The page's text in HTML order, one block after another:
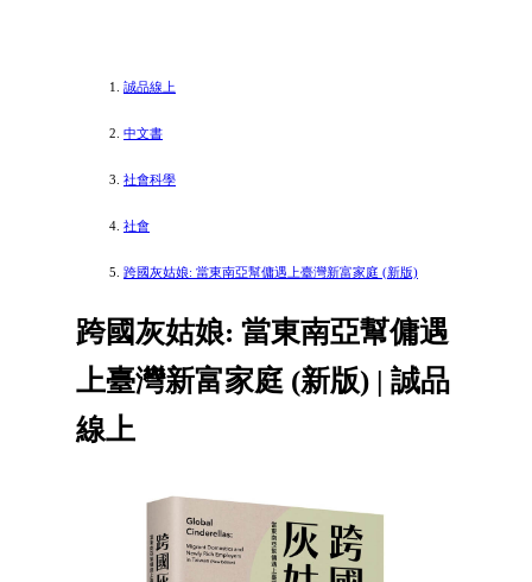
誠品線上
中文書
社會科學
社會
跨國灰姑娘: 當東南亞幫傭遇上臺灣新富家庭 (新版)
跨國灰姑娘: 當東南亞幫傭遇
上臺灣新富家庭 (新版) | 誠品
線上